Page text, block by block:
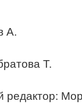
А.
Т.
редактор: